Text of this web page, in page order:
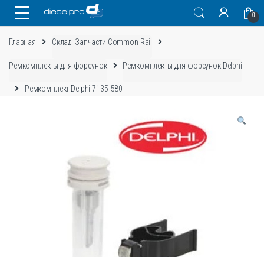
0
Главная Склад: Запчасти Common Rail
Ремкомплекты для форсунок Ремкомплекты для форсунок Delphi
Ремкомплект Delphi 7135-580